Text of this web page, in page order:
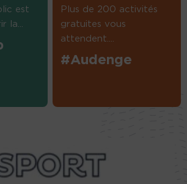
est
la...
Plus de 200 activités
gratuites vous
attendent....
#Audenge